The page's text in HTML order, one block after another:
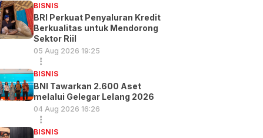
BISNIS
BRI Perkuat Penyaluran Kredit
Berkualitas untuk Mendorong
Sektor Riil
05 Aug 2026 19:25
BISNIS
BNI Tawarkan 2.600 Aset
melalui Gelegar Lelang 2026
04 Aug 2026 16:26
BISNIS